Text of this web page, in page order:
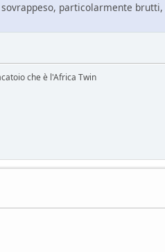
particolarmente
che è l'Africa Twin